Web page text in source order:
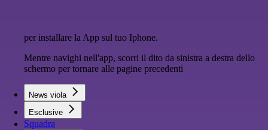
per installare la App sul tuo Iphone.
Mentre navighi nell'app, scorri il dito da sinistra a destra dello
schermo per tornare alle pagine precedenti
News viola
Esclusive
Squadra